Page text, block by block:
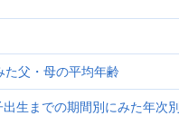
た父・母の平均年齢
生までの期間別にみた年次別